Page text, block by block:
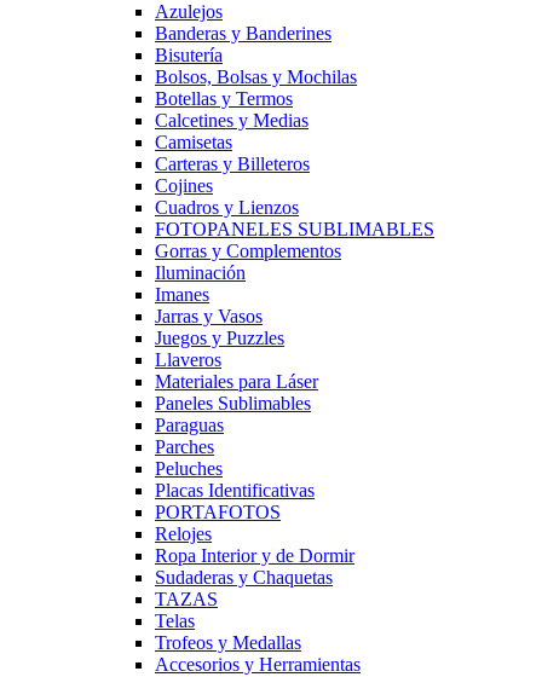
Azulejos
Banderas y Banderines
Bisutería
Bolsos, Bolsas y Mochilas
Botellas y Termos
Calcetines y Medias
Camisetas
Carteras y Billeteros
Cojines
Cuadros y Lienzos
FOTOPANELES SUBLIMABLES
Gorras y Complementos
Iluminación
Imanes
Jarras y Vasos
Juegos y Puzzles
Llaveros
Materiales para Láser
Paneles Sublimables
Paraguas
Parches
Peluches
Placas Identificativas
PORTAFOTOS
Relojes
Ropa Interior y de Dormir
Sudaderas y Chaquetas
TAZAS
Telas
Trofeos y Medallas
Accesorios y Herramientas